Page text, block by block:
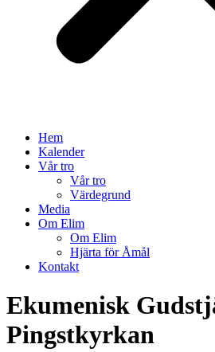
Hem
Kalender
Vår tro
Vår tro
Värdegrund
Media
Om Elim
Om Elim
Hjärta för Åmål
Kontakt
Ekumenisk
Pingstkyrkan